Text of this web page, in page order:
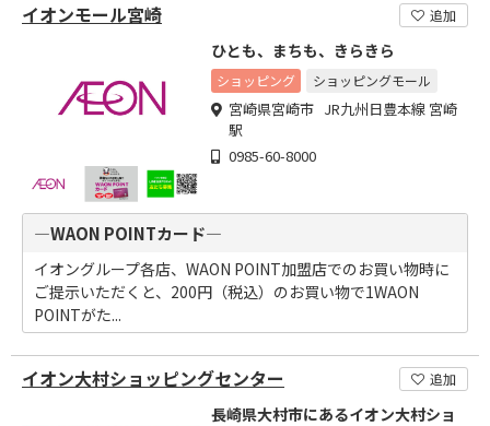
イオンモール宮崎 追加
ひとも、まちも、きらきら
ショッピング ショッピングモール
宮崎県宮崎市 JR九州日豊本線 宮崎
駅
0985-60-8000
―WAON POINTカード―
イオングループ各店、WAON POINT加盟店でのお買い物時に
ご提示いただくと、200円（税込）のお買い物で1WAON
POINTがた...
イオン大村ショッピングセンター 追加
長崎県大村市にあるイオン大村ショ